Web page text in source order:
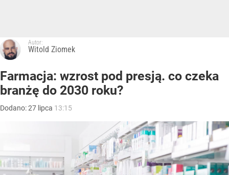
Autor:
Witold Ziomek
Farmacja: wzrost pod presją. co czeka
branżę do 2030 roku?
Dodano:27 lipca 13:15